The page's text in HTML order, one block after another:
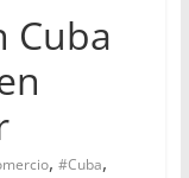
Cuba
, #Cuba,